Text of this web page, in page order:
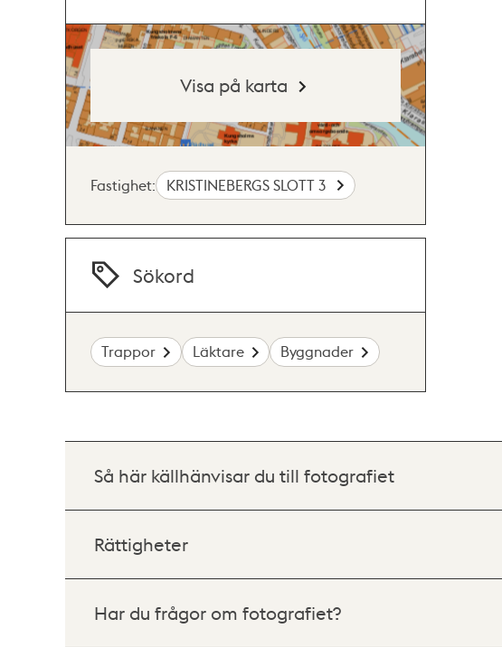
Visa på karta
Fastighet: KRISTINEBERGS SLOTT 3
Sökord
Trappor Läktare Byggnader
Så här källhänvisar du till fotografiet
Rättigheter
Har du frågor om fotografiet?